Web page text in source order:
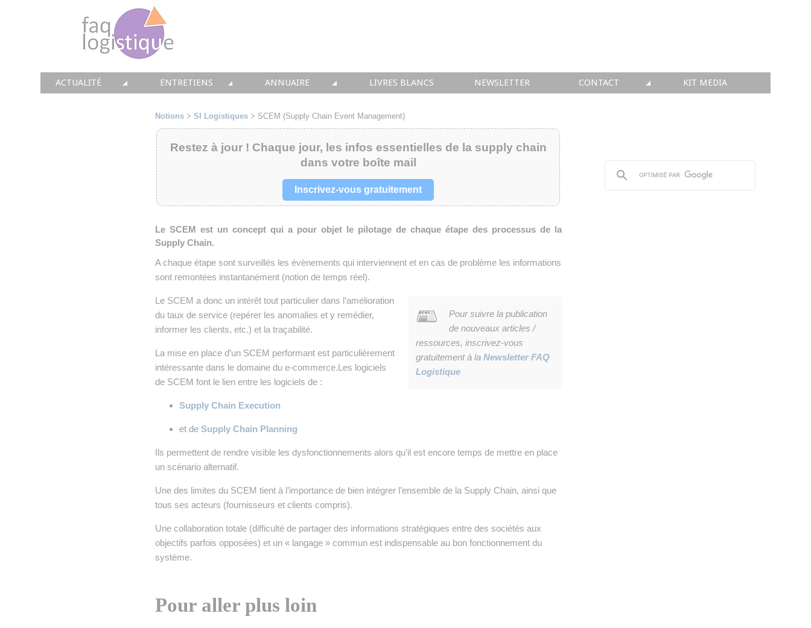
ACTUALITÉ ENTRETIENS
LES PAROLES D'EXPERT
TOUTES LES INTERVIEWS
👉 PRENDRE LA PAROLE
👉 PLANNING EDITORIAL
ANNUAIRE
• SOLUTIONS
• INTEGRATION
• INTRALOGISTIQUE
• PRESTATION LOGISTIQUE
• RECRUTEMENT
👉 INSCRIRE SA SOCIÉTÉ
LIVRES BLANCS NEWSLETTER CONTACT KIT MEDIA
Notions > SI Logistiques > SCEM (Supply Chain Event Management)
Restez à jour ! Chaque jour, les infos essentielles de la supply chain
dans votre boîte mail
Inscrivez-vous gratuitement
Le SCEM est un concept qui a pour objet le pilotage de chaque étape des processus de la
Supply Chain.
A chaque étape sont surveillés les évènements qui interviennent et en cas de problème les informations
sont remontées instantanément (notion de temps réel).
Pour suivre la publication
de nouveaux articles /
ressources, inscrivez-vous
gratuitement à la Newsletter FAQ
Logistique
Le SCEM a donc un intérêt tout particulier dans l’amélioration
du taux de service (repérer les anomalies et y remédier,
informer les clients, etc.) et la traçabilité.
La mise en place d’un SCEM performant est particulièrement
intéressante dans le domaine du e-commerce.Les logiciels
de SCEM font le lien entre les logiciels de :
Supply Chain Execution
et de Supply Chain Planning
Ils permettent de rendre visible les dysfonctionnements alors qu’il est encore temps de mettre en place
un scénario alternatif.
Une des limites du SCEM tient à l’importance de bien intégrer l’ensemble de la Supply Chain, ainsi que
tous ses acteurs (fournisseurs et clients compris).
Une collaboration totale (difficulté de partager des informations stratégiques entre des sociétés aux
objectifs parfois opposées) et un « langage » commun est indispensable au bon fonctionnement du
système.
Pour aller plus loin